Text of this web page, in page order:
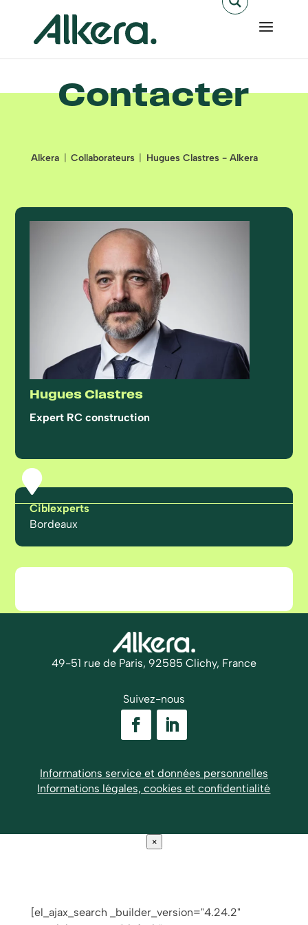
Contacter
Alkera Collaborateurs Hugues Clastres - Alkera
Hugues Clastres
Expert RC construction

Ciblexperts
Bordeaux
49-51 rue de Paris, 92585 Clichy, France
Suivez-nous
Informations service et données personnelles
Informations légales, cookies et confidentialité
×
[el_ajax_search _builder_version="4.24.2"